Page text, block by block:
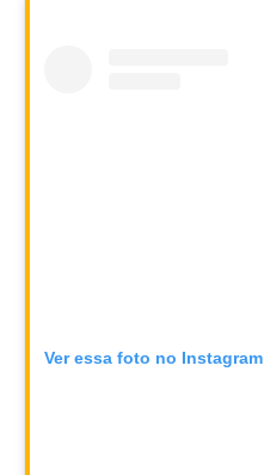
Ver essa foto no Instagram